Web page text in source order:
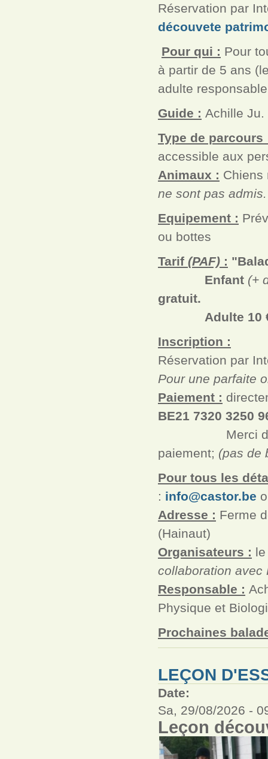
Réservation par
découvete
Pour qui : Pour
à partir de 5 ans
adulte
Guide : Achille Ju.
Type de parcours
accessible aux
Animaux :
ne sont pas admis.
Equipement :
ou bottes
Tarif (PAF) :
Enfant (+
gratuit.
Adulte 10
Inscription :
Réservation par
Pour une parfaite
Paiement :
BE21 7320 3250
Merci de
paiement; (pas de
Pour tous les
: info@castor.be
Adresse : Ferme
(Hainaut)
Organisateurs :
collaboration avec
Responsable :
Physique et
Prochaines
LEÇON
Date:
Sa, 29/08/2026 -
Leçon